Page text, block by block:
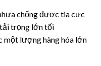
chống được tia cực
trọng lớn tối
một lượng hàng hóa lớn